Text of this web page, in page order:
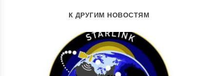
К ДРУГИМ НОВОСТЯМ